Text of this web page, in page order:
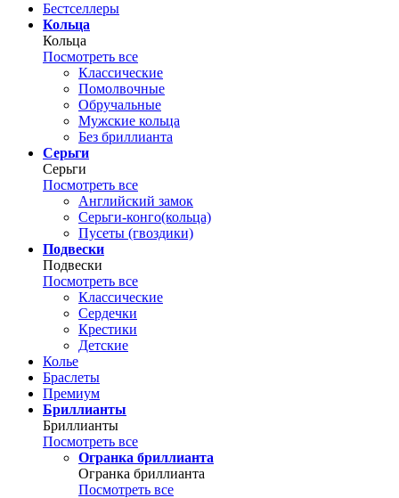
Бестселлеры
Кольца
Кольца
Посмотреть все
Классические
Помолвочные
Обручальные
Мужские кольца
Без бриллианта
Серьги
Серьги
Посмотреть все
Английский замок
Серьги-конго(кольца)
Пусеты (гвоздики)
Подвески
Подвески
Посмотреть все
Классические
Сердечки
Крестики
Детские
Колье
Браслеты
Премиум
Бриллианты
Бриллианты
Посмотреть все
Огранка бриллианта
Огранка бриллианта
Посмотреть все